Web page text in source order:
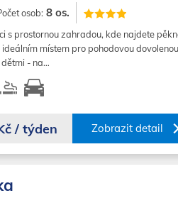
osob: 8 os.
s prostornou zahradou, kde najdete
místem pro pohodovou
dětmi - na…
/ týden Zobrazit detail